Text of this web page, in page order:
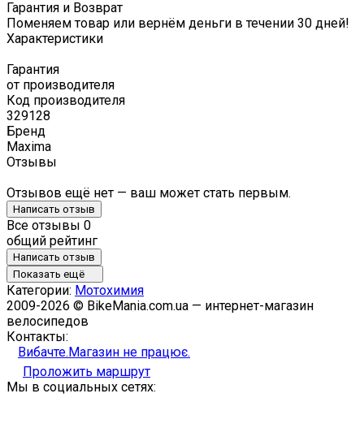
Гарантия и Возврат
Поменяем товар или вернём деньги в течении 30 дней!
Характеристики
Гарантия
от производителя
Код производителя
329128
Бренд
Maxima
Отзывы
Отзывов ещё нет — ваш может стать первым.
Написать отзыв
Все отзывы 0
общий рейтинг
Написать отзыв
Показать ещё
Категории: Мотохимия
2009-2026 © BikeMania.com.ua — интернет-магазин
велосипедов
Контакты:
Вибачте.Магазин не працює.
Проложить маршрут
Мы в социальных сетях: